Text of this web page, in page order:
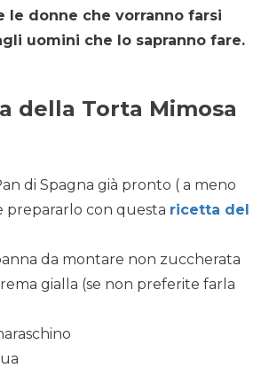
le donne che vorranno farsi
uomini che lo sapranno fare.
della Torta Mimosa
di Spagna già pronto ( a meno
prepararlo con questa ricetta del
da montare non zuccherata
gialla (se non preferite farla